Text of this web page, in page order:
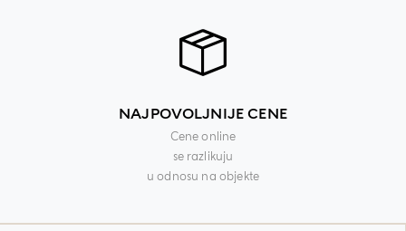
NAJPOVOLJNIJE CENE
Cene online
se razlikuju
u odnosu na objekte